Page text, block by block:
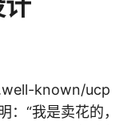
known/ucp
“我是卖花的，